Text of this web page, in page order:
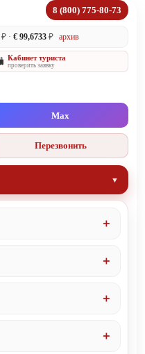
8 (800) 775-80-73
₽ · € 99,6733 ₽ архив
🧳 Кабинет туриста
проверить заявку
Max
Перезвонить